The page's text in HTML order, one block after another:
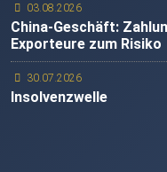
03.08.2026
China-Geschäft:
Exporteure zum Risiko
30.07.2026
Insolvenzwelle